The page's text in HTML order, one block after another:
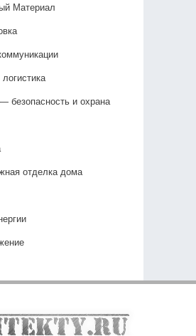
Материал
безопасность и охрана
отделка дома